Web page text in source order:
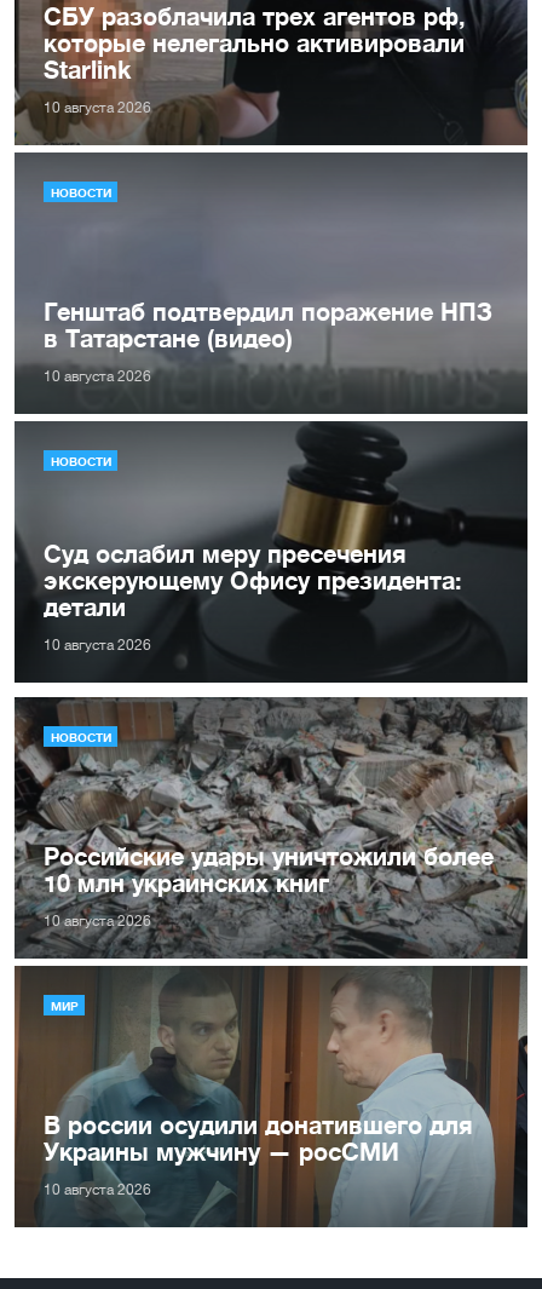
СБУ разоблачила трех агентов рф,
которые нелегально активировали
Starlink
10 августа 2026
НОВОСТИ
Генштаб подтвердил поражение НПЗ
в Татарстане (видео)
10 августа 2026
НОВОСТИ
Суд ослабил меру пресечения
экскерующему Офису президента:
детали
10 августа 2026
НОВОСТИ
Российские удары уничтожили более
10 млн украинских книг
10 августа 2026
МИР
В россии осудили донатившего для
Украины мужчину — росСМИ
10 августа 2026